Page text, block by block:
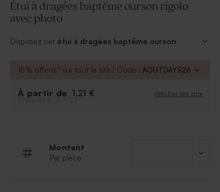
Étui à dragées baptême ourson rigolo
avec photo
Disposez cet étui à dragées baptême ourson
chaque invité se fera un plaisir de ramener à la maison.
pour tous les faire fondre au premier regard.
15% offerts* sur tout le site | Code : AOUTDAYS26
À partir de 1,21 € Afficher les prix
Prix/pièce (T.T.C.)
Montant
Par pièce